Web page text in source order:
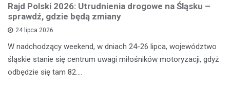
Rajd Polski 2026: Utrudnienia drogowe na Śląsku –
sprawdź, gdzie będą zmiany
24 lipca 2026
W nadchodzący weekend, w dniach 24-26 lipca, województwo
śląskie stanie się centrum uwagi miłośników motoryzacji, gdyż
odbędzie się tam 82.…